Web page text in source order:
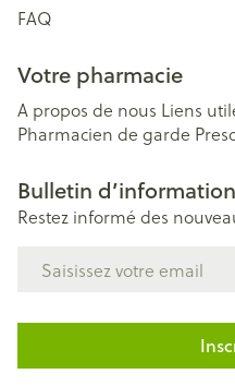
FAQ
Votre pharmacie
A propos de nous Liens
Pharmacien de garde
Bulletin d’information
Restez informé des